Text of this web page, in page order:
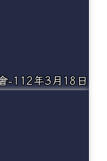
-112年3月18日